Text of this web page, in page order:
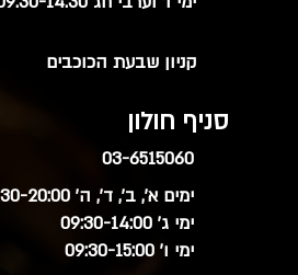
קניון שבעת הכוכבים
סניף חולון
03-6515060
ימים א', ב', ד', ה' 09:30-20:00
ימי ג' 09:30-14:00
ימי ו' 09:30-15:00